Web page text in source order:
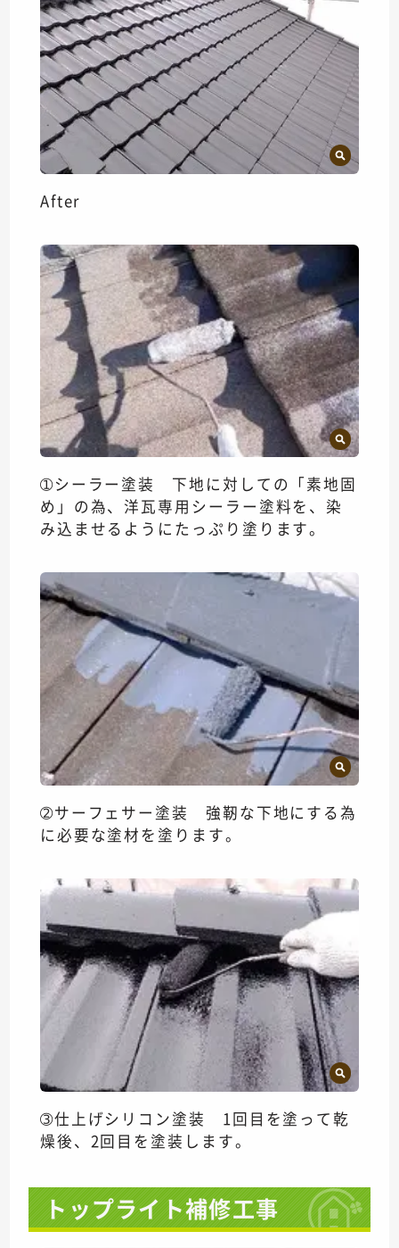
After
➀シーラー塗装 下地に対しての「素地固
め」の為、洋瓦専用シーラー塗料を、染
み込ませるようにたっぷり塗ります。
➁サーフェサー塗装 強靭な下地にする為
に必要な塗材を塗ります。
➂仕上げシリコン塗装 1回目を塗って乾
燥後、2回目を塗装します。
トップライト補修工事